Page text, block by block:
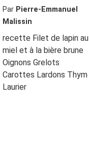
Par Pierre-Emmanuel
Malissin
recette Filet de lapin au
miel et à la bière brune
Oignons Grelots
Carottes Lardons Thym
Laurier